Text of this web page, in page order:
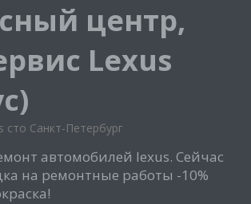
центр,
Lexus
сто Санкт-Петербург
автомобилей lexus. Сейчас
на ремонтные работы -10%